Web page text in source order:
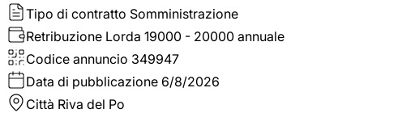
Tipo di contratto Somministrazione
Retribuzione Lorda 19000 - 20000 annuale
Codice annuncio 349947
Data di pubblicazione 6/8/2026
Città Riva del Po